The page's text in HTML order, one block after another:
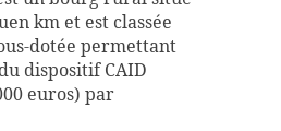
km et est classée
dotée permettant
dispositif CAID
euros) par